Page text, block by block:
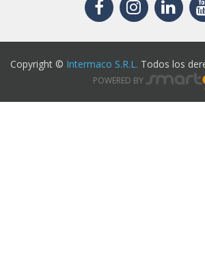
Copyright © Intermaco S.R.L. Todos los
POWERED BY